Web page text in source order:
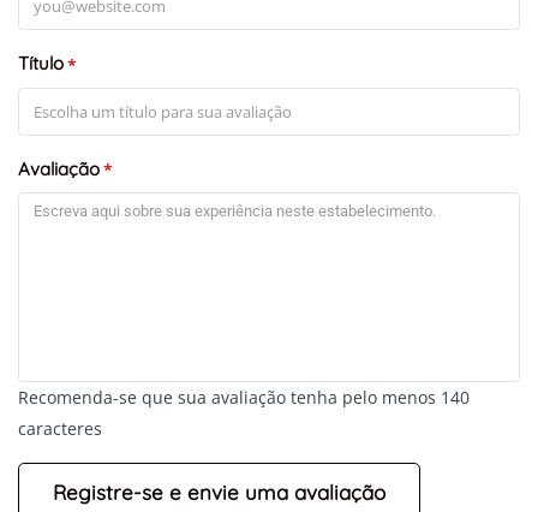
Título*
Avaliação*
Recomenda-se que sua avaliação tenha pelo menos 140
caracteres